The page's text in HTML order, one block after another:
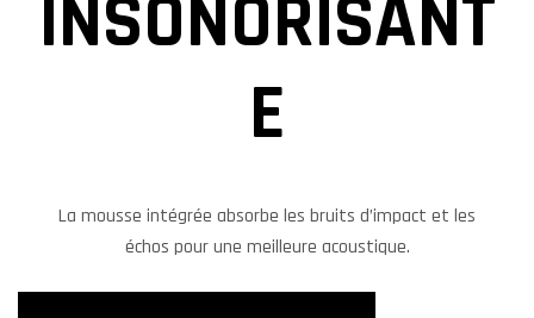
INSONORISANT
E
La mousse intégrée absorbe les bruits d’impact et les
échos pour une meilleure acoustique.